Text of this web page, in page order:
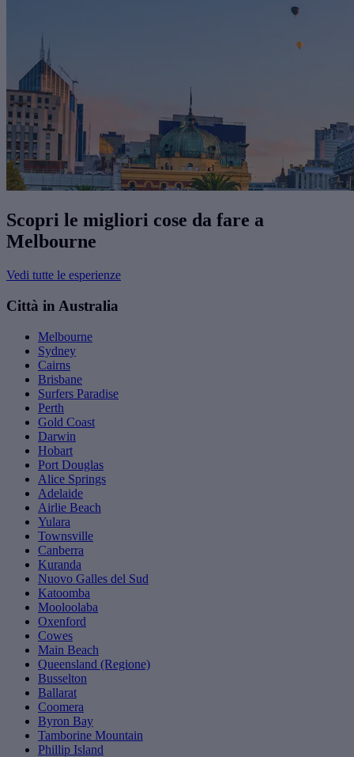
Scopri le migliori cose da fare a
Melbourne
Vedi tutte le esperienze
Città in Australia
Melbourne
Sydney
Cairns
Brisbane
Surfers Paradise
Perth
Gold Coast
Darwin
Hobart
Port Douglas
Alice Springs
Adelaide
Airlie Beach
Yulara
Townsville
Canberra
Kuranda
Nuovo Galles del Sud
Katoomba
Mooloolaba
Oxenford
Cowes
Main Beach
Queensland (Regione)
Busselton
Ballarat
Coomera
Byron Bay
Tamborine Mountain
Phillip Island